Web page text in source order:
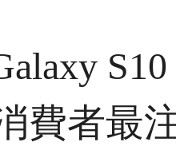
費者最